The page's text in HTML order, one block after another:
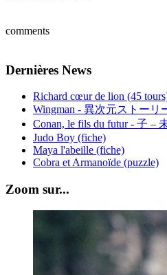
comments
Dernières News
Richard cœur de lion (45
Wingman - 異次元ストーリ
Conan, le fils du futur - 子 –
Judo Boy (fiche)
Maya l'abeille (fiche)
Cobra et Armanoïde (puzzle)
Zoom sur...